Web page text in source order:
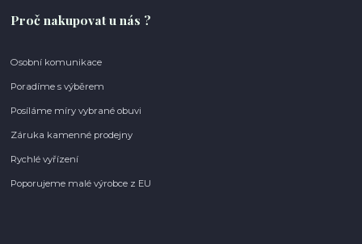
Proč nakupovat u nás ?
Osobní komunikace
Poradíme s výběrem
Posíláme míry vybrané obuvi
Záruka kamenné prodejny
Rychlé vyřízení
Poporujeme malé výrobce z EU